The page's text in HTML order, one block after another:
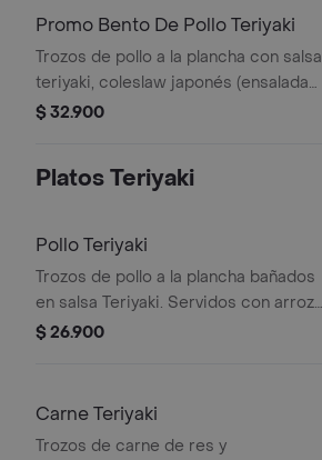
Promo Bento De Pollo Teriyaki
Trozos de pollo a la plancha con salsa
teriyaki, coleslaw japonés (ensalada
de repollo y zanahoria), 4 bocados de
$ 32.900
Platos Teriyaki
Pollo Teriyaki
Trozos de pollo a la plancha bañados
en salsa Teriyaki. Servidos con arroz
blanco, japonés o pasta y vegetales,
$ 26.900
Carne Teriyaki
Trozos de carne de res y